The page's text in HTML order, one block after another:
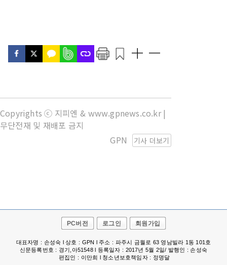
Copyrights ⓒ 지피엔 & www.gpnews.co.kr |
무단전재 및 재배포 금지
기사 더보기
GPN
PC버전 로그인 회원가입
대표자명 : 손성숙 l 상호 : GPN l 주소 : 파주시 금월로 63 영남빌라 1동 101호
신문등록번호 : 경기,아51548 l 등록일자 : 2017년 5월 2일/ 발행인 : 손성숙
편집인 : 이만희 l 청소년보호책임자 : 정명달